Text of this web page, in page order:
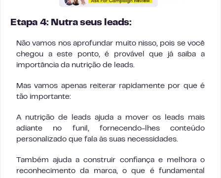
Etapa 4: Nutra seus leads:
Não vamos nos aprofundar muito nisso, pois se você
chegou a este ponto, é provável que já saiba a
importância da nutrição de leads.
Mas vamos apenas reiterar rapidamente por que é
tão importante:
A nutrição de leads ajuda a mover os leads mais
adiante no funil, fornecendo-lhes conteúdo
personalizado que fala às suas necessidades.
Também ajuda a construir confiança e melhora o
reconhecimento da marca, o que é fundamental